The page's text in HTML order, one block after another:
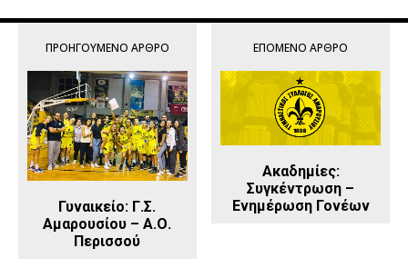
ΠΡΟΗΓΟΎΜΕΝΟ ΆΡΘΡΟ
Γυναικείο: Γ.Σ.
Αμαρουσίου – Α.Ο.
Περισσού
ΕΠΌΜΕΝΟ ΆΡΘΡΟ
Ακαδημίες:
Συγκέντρωση –
Ενημέρωση Γονέων